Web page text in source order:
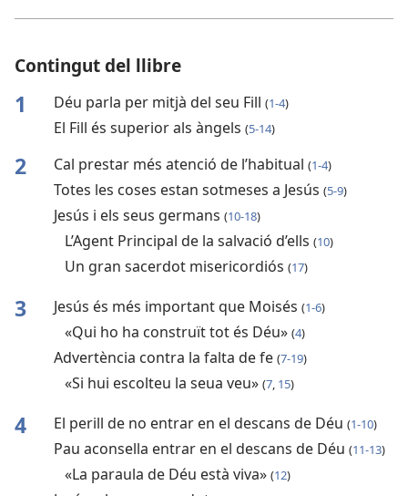
Contingut del llibre
1 Déu parla per mitjà del seu Fill (1-4)
El Fill és superior als àngels (5-14)
2 Cal prestar més atenció de l’habitual (1-4)
Totes les coses estan sotmeses a Jesús (5-9)
Jesús i els seus germans (10-18)
L’Agent Principal de la salvació d’ells (10)
Un gran sacerdot misericordiós (17)
3 Jesús és més important que Moisés (1-6)
«Qui ho ha construït tot és Déu» (4)
Advertència contra la falta de fe (7-19)
«Si hui escolteu la seua veu» (7, 15)
4 El perill de no entrar en el descans de Déu (1-10)
Pau aconsella entrar en el descans de Déu (11-13)
«La paraula de Déu està viva» (12)